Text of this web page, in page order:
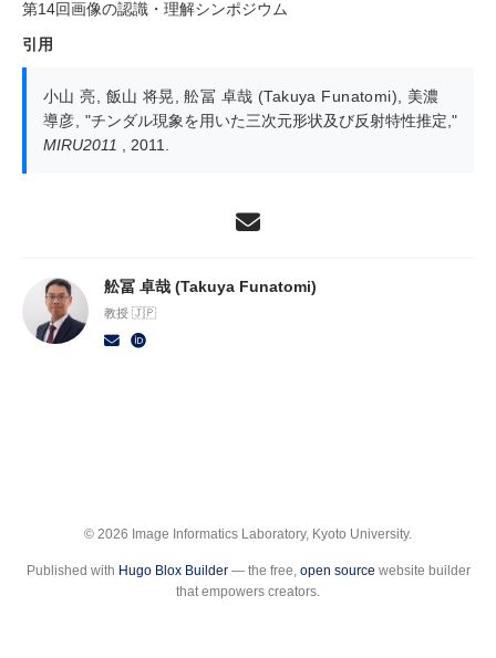
第14回画像の認識・理解シンポジウム
引用
小山 亮 飯山 将晃 ,舩冨 卓哉 (Takuya Funatomi)
美濃
導彦
"チンダル現象を用いた三次元形状及び反射特性推定,"
MIRU2011
, 2011.
舩冨 卓哉 (Takuya Funatomi)
教授 🇯🇵
© 2026 Image Informatics Laboratory, Kyoto University.
Published with Hugo Blox Builder— the free, open source website builder
that empowers creators.